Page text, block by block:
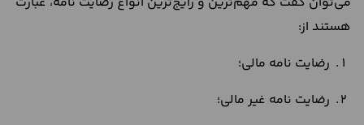
هستند از:
رضایت نامه مالی؛
رضایت نامه غیر مالی؛